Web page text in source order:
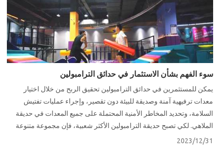
سوء الفهم بشأن الاستثمار في حدائق الترامبولين
يمكن للمستثمرين في حدائق الترامبولين تحقيق الربح من خلال اختيار
معدات ترفيهية آمنة وصديقة للبيئة دون تقصير، وإجراء عمليات تفتيش
السلامة، وتحديد المخاطر الأمنية المحتملة على جميع المعدات في حديقة
الملاهي. لكي تصبح حديقة الترامبولين الأكثر شعبية، فإن مجموعة متنوعة
من مشاريع الترفيه ضرورية.
2023/12/31